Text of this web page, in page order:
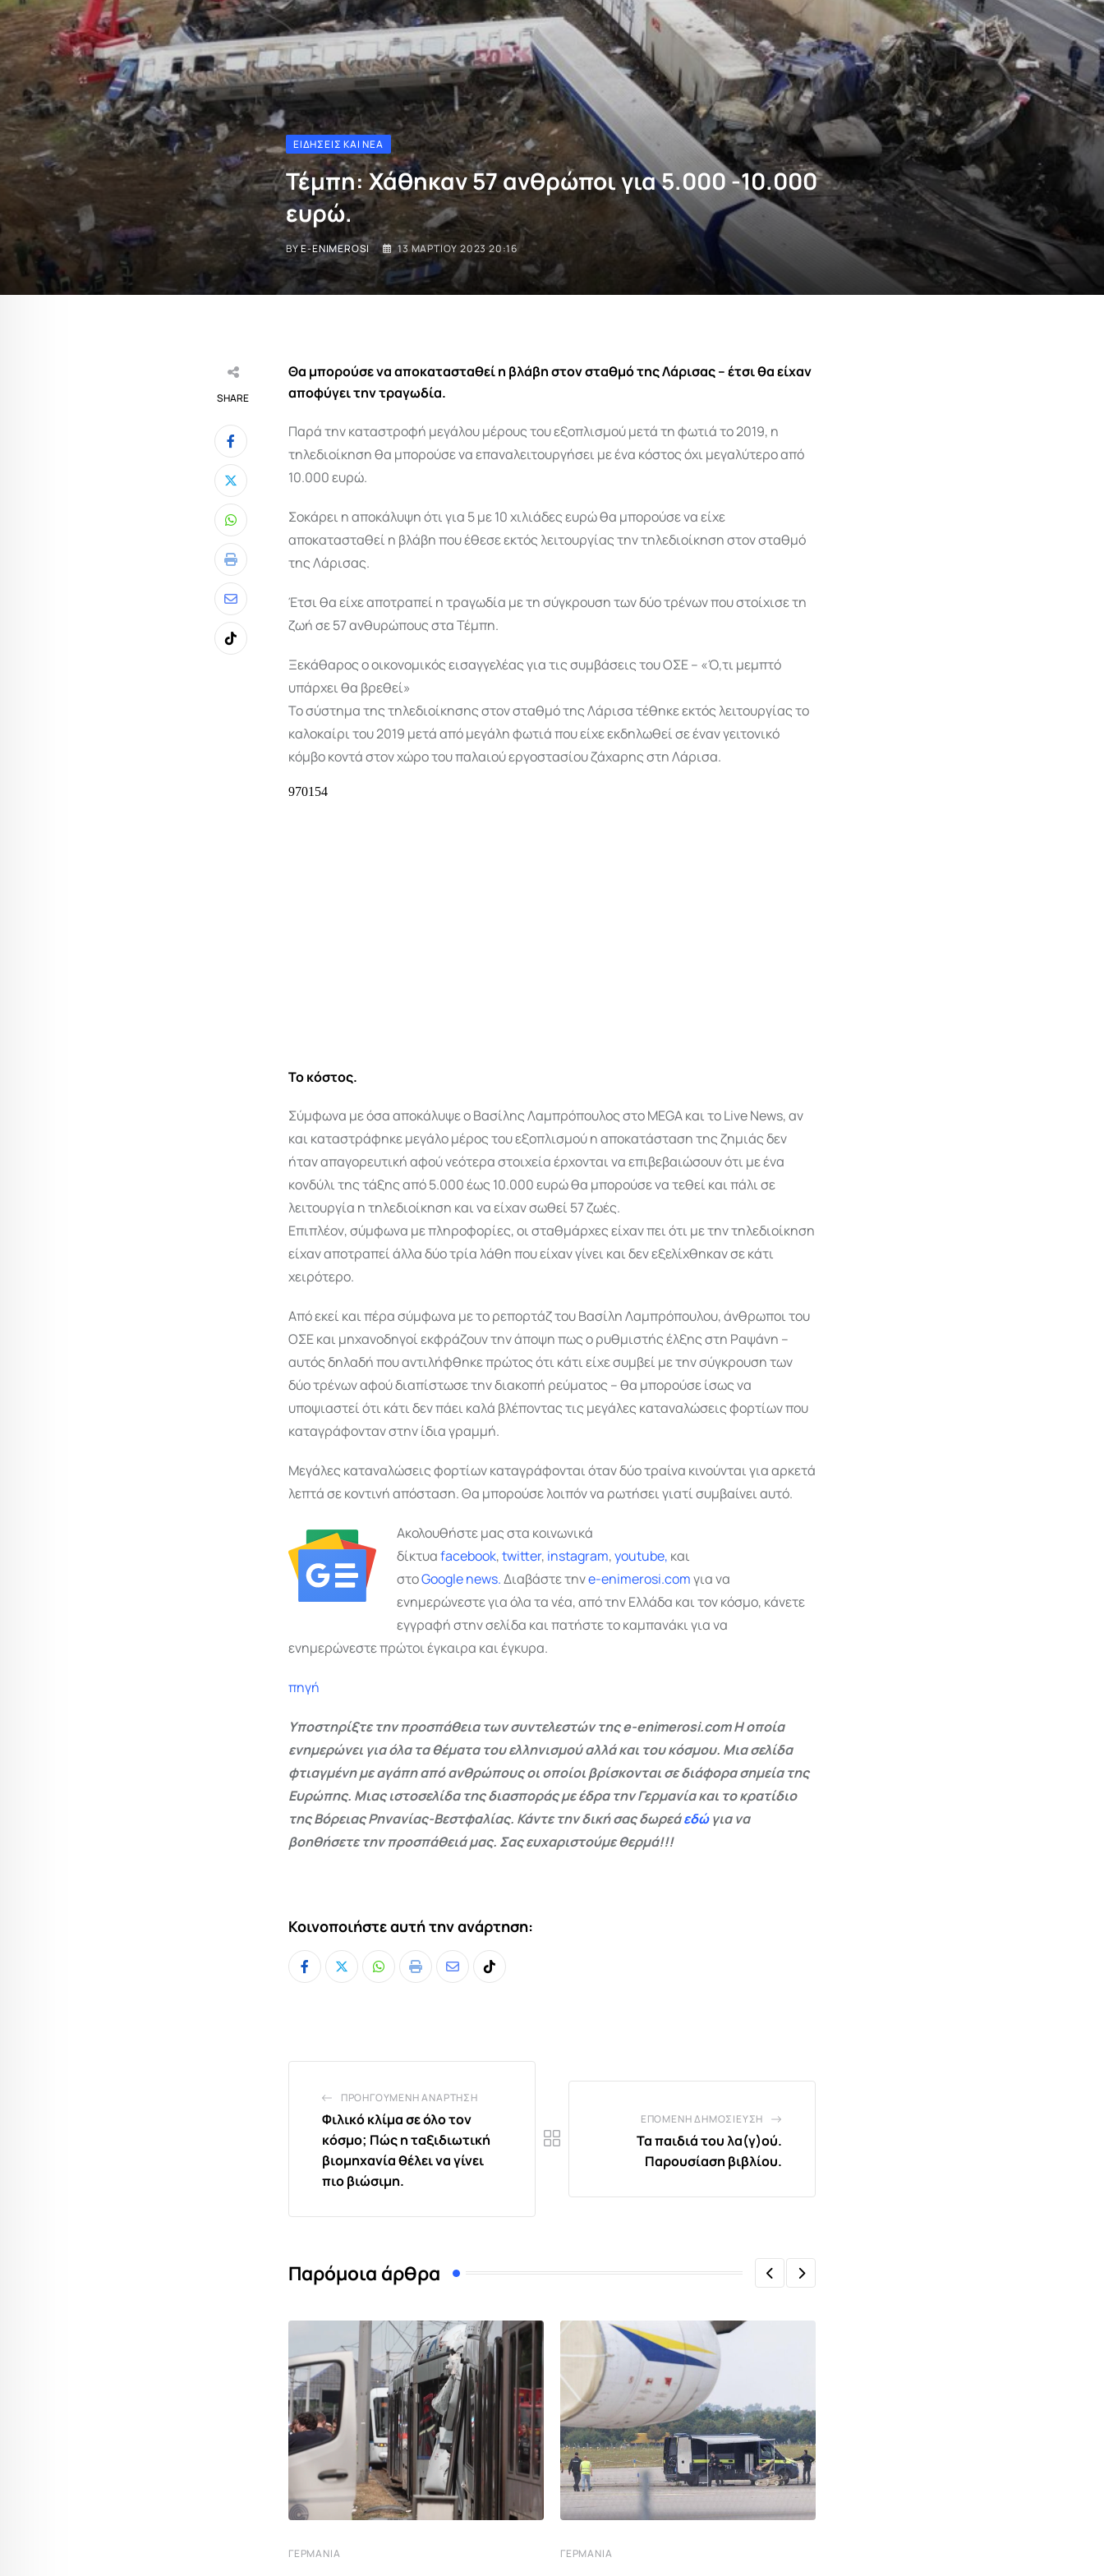
ΕΙΔΉΣΕΙΣ ΚΑΙ ΝΈΑ
Τέμπη: Χάθηκαν 57 ανθρώποι για 5.000 -10.000
ευρώ.
BYE-ENIMEROSI 13 ΜΑΡΤΊΟΥ 2023 20:16
SHARE
Whatsapp
Print
Share
via
Email
Tiktok
Θα μπορούσε να αποκατασταθεί η βλάβη στον σταθμό της Λάρισας – έτσι θα είχαν
αποφύγει την τραγωδία.
Παρά την καταστροφή μεγάλου μέρους του εξοπλισμού μετά τη φωτιά το 2019, η
τηλεδιοίκηση θα μπορούσε να επαναλειτουργήσει με ένα κόστος όχι μεγαλύτερο από
10.000 ευρώ.
Σοκάρει η αποκάλυψη ότι για 5 με 10 χιλιάδες ευρώ θα μπορούσε να είχε
αποκατασταθεί η βλάβη που έθεσε εκτός λειτουργίας την τηλεδιοίκηση στον σταθμό
της Λάρισας.
Έτσι θα είχε αποτραπεί η τραγωδία με τη σύγκρουση των δύο τρένων που στοίχισε τη
ζωή σε 57 ανθυρώπους στα Τέμπη.
Ξεκάθαρος ο οικονομικός εισαγγελέας για τις συμβάσεις του ΟΣΕ – «Ό,τι μεμπτό
υπάρχει θα βρεθεί»
Το σύστημα της τηλεδιοίκησης στον σταθμό της Λάρισα τέθηκε εκτός λειτουργίας το
καλοκαίρι του 2019 μετά από μεγάλη φωτιά που είχε εκδηλωθεί σε έναν γειτονικό
κόμβο κοντά στον χώρο του παλαιού εργοστασίου ζάχαρης στη Λάρισα.
Το κόστος.
Σύμφωνα με όσα αποκάλυψε ο Βασίλης Λαμπρόπουλος στο MEGA και το Live News, αν
και καταστράφηκε μεγάλο μέρος του εξοπλισμού η αποκατάσταση της ζημιάς δεν
ήταν απαγορευτική αφού νεότερα στοιχεία έρχονται να επιβεβαιώσουν ότι με ένα
κονδύλι της τάξης από 5.000 έως 10.000 ευρώ θα μπορούσε να τεθεί και πάλι σε
λειτουργία η τηλεδιοίκηση και να είχαν σωθεί 57 ζωές.
Επιπλέον, σύμφωνα με πληροφορίες, οι σταθμάρχες είχαν πει ότι με την τηλεδιοίκηση
είχαν αποτραπεί άλλα δύο τρία λάθη που είχαν γίνει και δεν εξελίχθηκαν σε κάτι
χειρότερο.
Από εκεί και πέρα σύμφωνα με το ρεπορτάζ του Βασίλη Λαμπρόπουλου, άνθρωποι του
ΟΣΕ και μηχανοδηγοί εκφράζουν την άποψη πως ο ρυθμιστής έλξης στη Ραψάνη –
αυτός δηλαδή που αντιλήφθηκε πρώτος ότι κάτι είχε συμβεί με την σύγκρουση των
δύο τρένων αφού διαπίστωσε την διακοπή ρεύματος – θα μπορούσε ίσως να
υποψιαστεί ότι κάτι δεν πάει καλά βλέποντας τις μεγάλες καταναλώσεις φορτίων που
καταγράφονταν στην ίδια γραμμή.
Μεγάλες καταναλώσεις φορτίων καταγράφονται όταν δύο τραίνα κινούνται για αρκετά
λεπτά σε κοντινή απόσταση. Θα μπορούσε λοιπόν να ρωτήσει γιατί συμβαίνει αυτό.
Ακολουθήστε μας στα κοινωνικά
δίκτυαfacebook,twitter, instagram,youtube, και
στοGooglenews.Διαβάστε τηνe-enimerosi.comγια να
ενημερώνεστε για όλα τα νέα, από την Ελλάδα και τον κόσμο, κάνετε
εγγραφή στην σελίδα και πατήστε το καμπανάκι για να
ενημερώνεστε πρώτοι έγκαιρα και έγκυρα.
πηγή
Υποστηρίξτε την προσπάθεια των συντελεστών της e-enimerosi.com Η οποία
ενημερώνει για όλα τα θέματα του ελληνισμού αλλά και του κόσμου. Μια σελίδα
φτιαγμένη με αγάπη από ανθρώπους οι οποίοι βρίσκονται σε διάφορα σημεία της
Ευρώπης. Μιας ιστοσελίδα της διασποράς με έδρα την Γερμανία και το κρατίδιο
της Βόρειας Ρηνανίας-Βεστφαλίας. Κάντε την δική σας δωρεάεδώγια να
βοηθήσετε την προσπάθειά μας. Σας ευχαριστούμε θερμά!!!
Κοινοποιήστε αυτή την ανάρτηση:
Whatsapp
Print
ShareTiktok
ΠΡΟΗΓΟΎΜΕΝΗ ΑΝΆΡΤΗΣΗ
Φιλικό κλίμα σε όλο τον
κόσμο; Πώς η ταξιδιωτική
βιομηχανία θέλει να γίνει
πιο βιώσιμη.
ΕΠΌΜΕΝΗ ΔΗΜΟΣΊΕΥΣΗ
Τα παιδιά του λα(γ)ού.
Παρουσίαση βιβλίου.
Παρόμοια άρθρα
ΓΕΡΜΑΝΊΑ ΓΕΡΜΑΝΊΑ